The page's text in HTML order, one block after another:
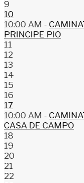
9
10
10:00 AM -
PRINCIPE PIO
11
12
13
14
15
16
17
10:00 AM -
CASA DE CAMPO
18
19
20
21
22